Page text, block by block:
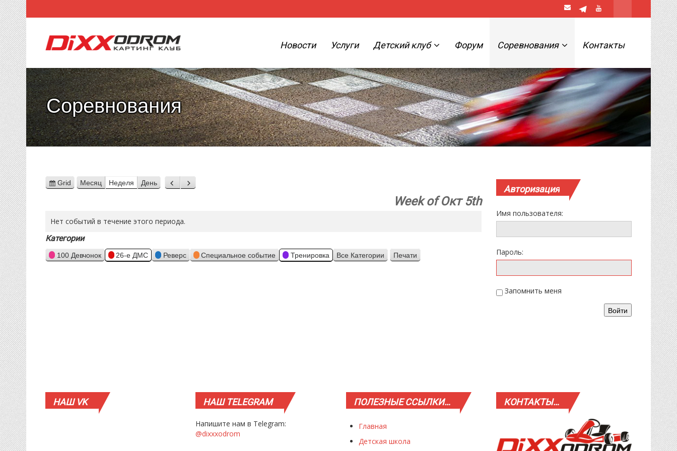
Новости Услуги Детский клуб Форум Соревнования Контакты
Соревнования
View
Grid Месяц Неделя День Назад
Вперед
Week of Окт 5th
Нет событий в течение этого периода.
Категории
100 Девчонок 26-е ДМС Реверс Специальное событие Тренировка Все Категории Просмотр
Печати
Авторизация
Имя пользователя:
Пароль:
Запомнить меня
Войти
НАШVK НАШTELEGRAM
Напишите нам в Telegram:
@dixxxodrom
ПОЛЕЗНЫЕССЫЛКИ…
Главная
Детская школа
КОНТАКТЫ…